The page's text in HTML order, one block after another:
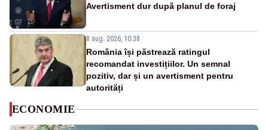
Avertisment dur după planul de foraj
8 aug. 2026, 10:38
România își păstrează ratingul
recomandat investițiilor. Un semnal
pozitiv, dar și un avertisment pentru
autorități
ECONOMIE